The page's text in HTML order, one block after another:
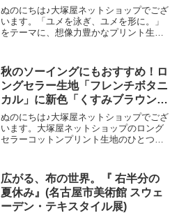
ぬのにちは♪大塚屋ネットショップでござ
います。「ユメを泳ぎ、ユメを形に。」
をテーマに、想像力豊かなプリント生地
集ページよりご覧いただけます。＼
mingswi
秋のソーイングにもおすすめ！ロ
ングセラー生地「フレンチボタニ
カル」に新色「くすみブラウン」
が登場！
ぬのにちは♪大塚屋ネットショップでござ
います。大塚屋ネットショップのロング
セラーコットンプリント生地のひとつ
た「ペールピンク」の再販が、この度決
定いたしました。2026
広がる、布の世界。『 右半分の
夏休み』(名古屋市美術館 スウェ
ーデン・テキスタイル展)